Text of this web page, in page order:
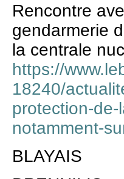
Rencontre
gendarmerie
la centrale
https://
18240/
protection-
notamment-
BLAYAIS